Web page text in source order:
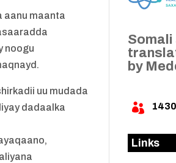
aanu maanta
noogu
uu mudada
dadaalka
Somali
by
 1430
Links